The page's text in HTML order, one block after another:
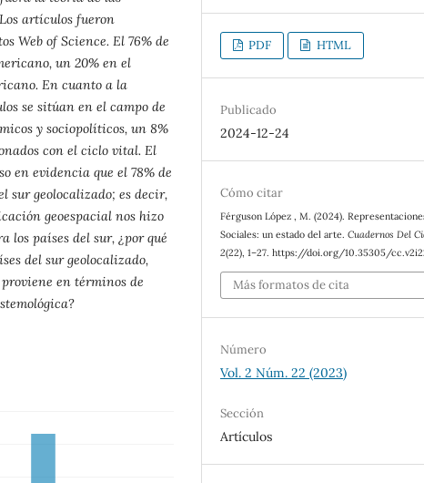
artículos fueron
Web of Science. El 76% de
un 20% en el
En cuanto a la
se sitúan en el campo de
y sociopolíticos, un 8%
con el ciclo vital. El
en evidencia que el 78% de
sur geolocalizado; es decir,
geoespacial nos hizo
los países del sur, ¿por qué
del sur geolocalizado,
en términos de
PDF HTML
Publicado
2024-12-24
Cómo citar
Férguson López , M. (2024).
Sociales: un estado del arte.Cuadernos Del
2(22), 1–27. https://doi.org/10.35305/
Más formatos de cita
Número
Vol. 2 Núm. 22 (2023)
Sección
Artículos